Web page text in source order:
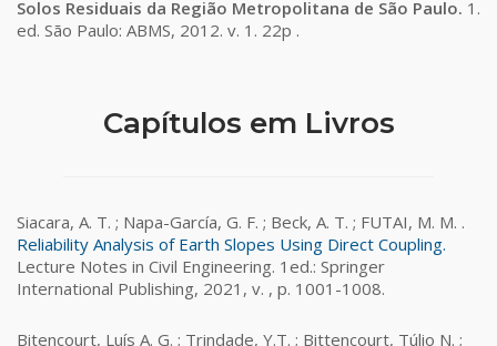
Solos Residuais da Região Metropolitana de São Paulo. 1.
ed. São Paulo: ABMS, 2012. v. 1. 22p .
Capítulos em Livros
Siacara, A. T. ; Napa-García, G. F. ; Beck, A. T. ; FUTAI, M. M. .
Reliability Analysis of Earth Slopes Using Direct Coupling.
Lecture Notes in Civil Engineering. 1ed.: Springer
International Publishing, 2021, v. , p. 1001-1008.
Bitencourt, Luís A. G. ; Trindade, Y.T. ; Bittencourt, Túlio N. ;